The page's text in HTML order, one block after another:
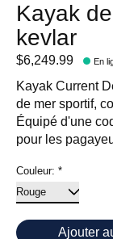
Kayak
kevlar
$6,249.99 En
Kayak Current
de mer sportif,
Équipé d'une
pour les
Couleur: *
Ajouter